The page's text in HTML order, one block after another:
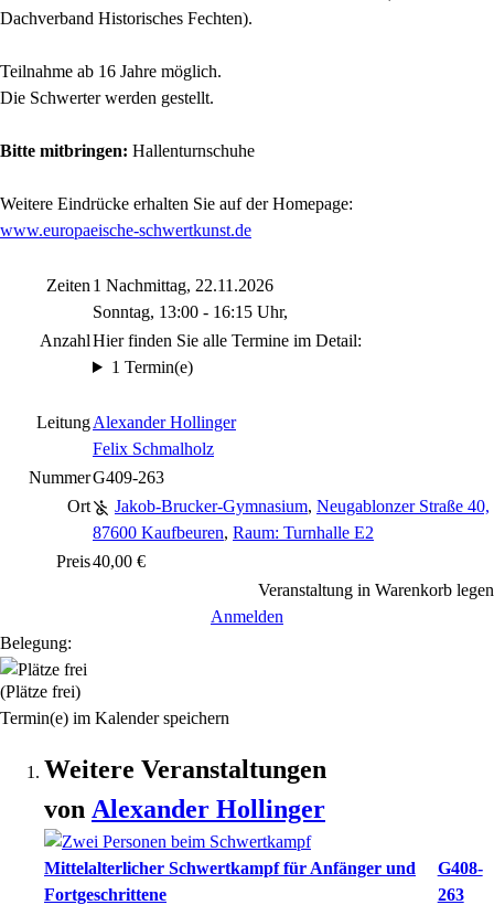
Dachverband Historisches Fechten).
Teilnahme ab 16 Jahre möglich.
Die Schwerter werden gestellt.
Bitte mitbringen: Hallenturnschuhe
Weitere Eindrücke erhalten Sie auf der Homepage:
www.europaeische-schwertkunst.de
Zeiten 1 Nachmittag, 22.11.2026
Sonntag, 13:00 - 16:15 Uhr,
AnzahlHier finden Sie alle Termine im Detail:
1 Termin(e)
LeitungAlexander Hollinger
Felix Schmalholz
NummerG409-263
Ort
Jakob-Brucker-Gymnasium, Neugablonzer Straße 40,
87600 Kaufbeuren, Raum: Turnhalle E2
Preis40,00 €
Veranstaltung in Warenkorb legen
Anmelden
Belegung:
(Plätze frei)
Termin(e) im Kalender speichern
Weitere Veranstaltungen
von Alexander Hollinger
Mittelalterlicher Schwertkampf für Anfänger und
Fortgeschrittene
G408-
263